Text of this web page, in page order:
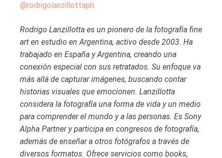
@rodrigolanzillottaph
Rodrigo Lanzillotta es un pionero de la fotografía fine
art en estudio en Argentina, activo desde 2003. Ha
trabajado en España y Argentina, creando una
conexión especial con sus retratados. Su enfoque va
más allá de capturar imágenes, buscando contar
historias visuales que emocionen. Lanzillotta
considera la fotografía una forma de vida y un medio
para comprender el mundo y a las personas. Es Sony
Alpha Partner y participa en congresos de fotografía,
además de enseñar a otros fotógrafos a través de
diversos formatos. Ofrece servicios como books,